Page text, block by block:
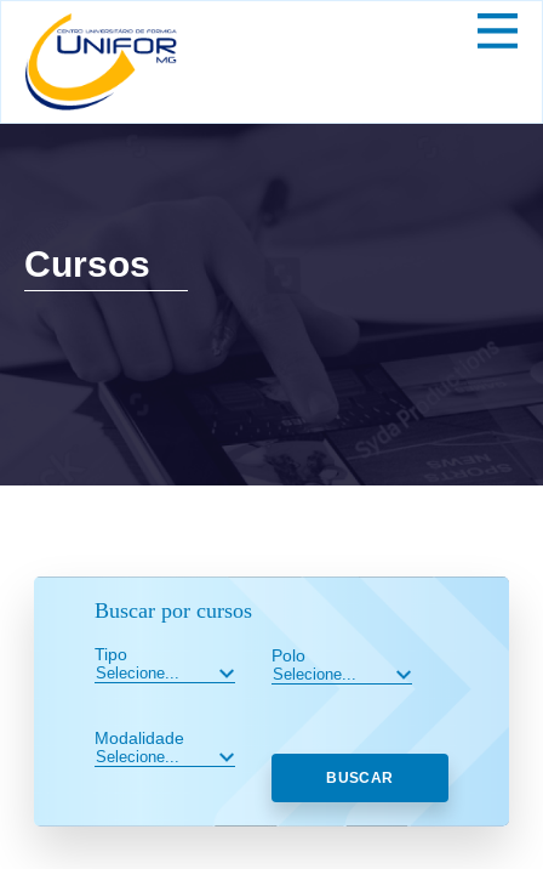
Cursos
Buscar por cursos
Tipo
Modalidade
Polo
BUSCAR